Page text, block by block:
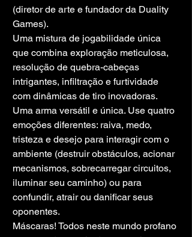
(diretor de arte e fundador da Duality
Games).
Uma mistura de jogabilidade única
que combina exploração meticulosa,
resolução de quebra-cabeças
intrigantes, infiltração e furtividade
com dinâmicas de tiro inovadoras.
Uma arma versátil e única. Use quatro
emoções diferentes: raiva, medo,
tristeza e desejo para interagir com o
ambiente (destruir obstáculos, acionar
mecanismos, sobrecarregar circuitos,
iluminar seu caminho) ou para
confundir, atrair ou danificar seus
oponentes.
Máscaras! Todos neste mundo profano